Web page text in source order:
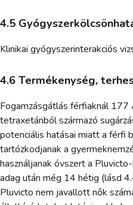
4.5
Klinikai gyógyszerinterakciós
4.6 Termékenység,
Fogamzásgátlás férfiaknál
tetraxetánból származó
potenciális hatásai miatt a férfi
tartózkodjanak a
használjanak óvszert a
adag után még 14 hétig (lásd
Pluvicto nem javallott nők